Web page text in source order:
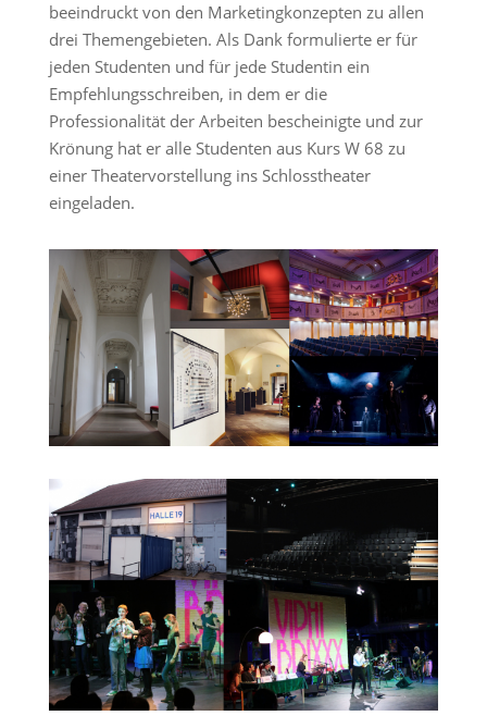
beeindruckt von den Marketingkonzepten zu allen
drei Themengebieten. Als Dank formulierte er für
jeden Studenten und für jede Studentin ein
Empfehlungsschreiben, in dem er die
Professionalität der Arbeiten bescheinigte und zur
Krönung hat er alle Studenten aus Kurs W 68 zu
einer Theatervorstellung ins Schlosstheater
eingeladen.